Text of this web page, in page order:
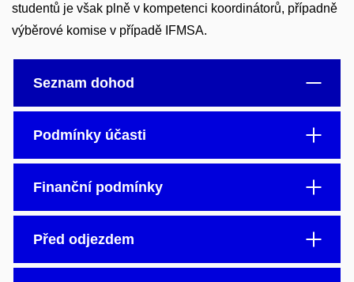
studentů je však plně v kompetenci koordinátorů, případně
výběrové komise v případě IFMSA.
Seznam dohod
Podmínky účasti
Finanční podmínky
Před odjezdem